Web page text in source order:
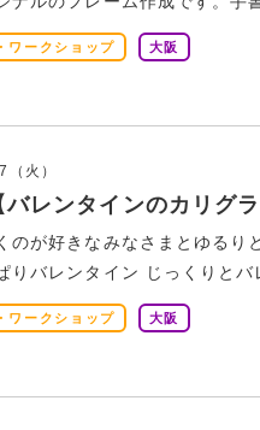
ワークショップ 大阪
火）
レンタインのカリグラ
のが好きなみなさまとゆるり
りバレンタイン じっくりと
ワークショップ 大阪